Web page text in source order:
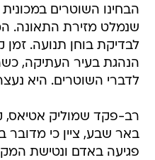
הבחינו השוטרים
שנמלט מזירת התאונה.
לבדיקת בוחן תנועה.
הנהגת בעיר העתיקה,
לדברי השוטרים. היא
רב-פקד שמוליק אטיאס,
באר שבע, ציין כי מדובר
פגיעה באדם ונטישת